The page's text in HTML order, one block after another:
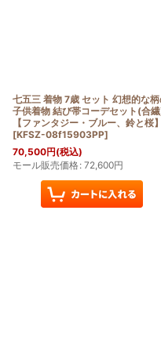
七五三 着物 7歳 セット 幻想的な
子供着物 結び帯コーデセット(合
【ファンタジー・ブルー、鈴と桜】
[KFSZ-08f15903PP]
70,500円(税込)
モール販売価格: 72,600円